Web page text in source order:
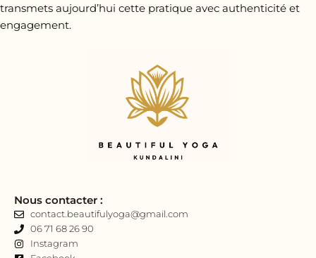
transmets aujourd’hui cette pratique avec authenticité et
engagement.
Nous contacter :
contact.beautifulyoga@gmail.com
06 71 68 26 90
Instagram